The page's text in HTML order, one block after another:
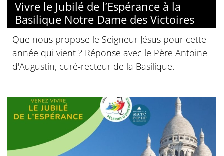
Vivre le Jubilé de l’Espérance à la
Basilique Notre Dame des Victoires
Que nous propose le Seigneur Jésus pour cette
année qui vient ? Réponse avec le Père Antoine
d'Augustin, curé-recteur de la Basilique.